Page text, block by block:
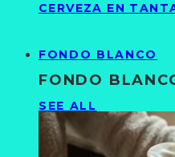
CERVEZA EN
FONDO BLANCO
FONDO
SEE ALL